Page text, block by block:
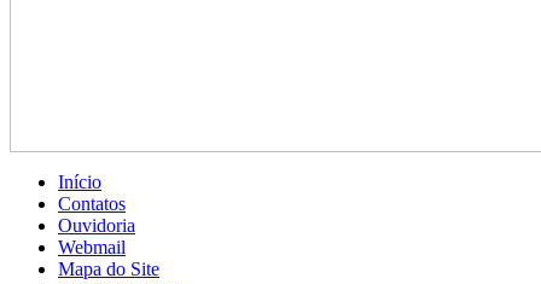
Início
Contatos
Ouvidoria
Webmail
Mapa do Site